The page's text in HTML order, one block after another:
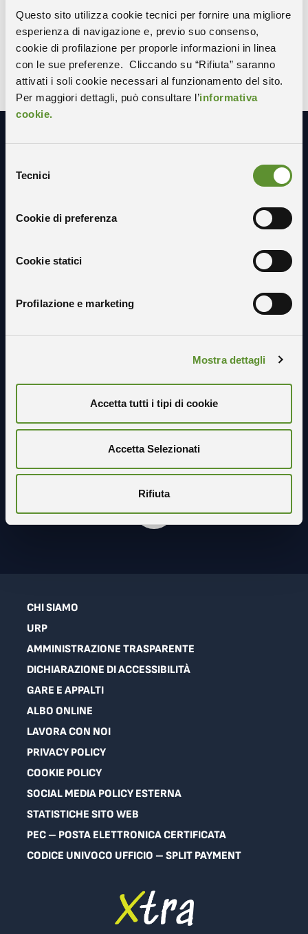
Questo sito utilizza cookie tecnici per fornire una migliore
esperienza di navigazione e, previo suo consenso,
cookie di profilazione per proporle informazioni in linea
con le sue preferenze. Cliccando su “Rifiuta” saranno
attivati i soli cookie necessari al funzionamento del sito.
Per maggiori dettagli, può consultare l’informativa
cookie.
delTecnici
Cookie di preferenza
Cookie statici
Profilazione e marketing
Mostra dettagli
Accetta tutti i tipi di cookie
Accetta Selezionati
Rifiuta
X-TWITTER FACEBOOK LINKEDIN
Resta in contatto con noi
Seguici sui social
CHI SIAMO
URP
AMMINISTRAZIONE TRASPARENTE
DICHIARAZIONE DI ACCESSIBILITÀ
GARE E APPALTI
ALBO ONLINE
LAVORA CON NOI
PRIVACY POLICY
COOKIE POLICY
SOCIAL MEDIA POLICY ESTERNA
STATISTICHE SITO WEB
PEC – POSTA ELETTRONICA CERTIFICATA
CODICE UNIVOCO UFFICIO – SPLIT PAYMENT